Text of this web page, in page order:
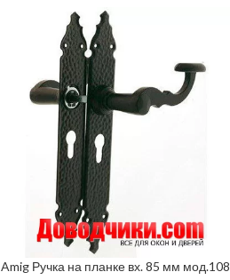
Amig Ручка на планке вх. 85 мм мод.108